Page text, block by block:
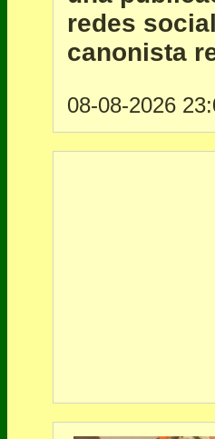
redes
canonista
08-08-2026